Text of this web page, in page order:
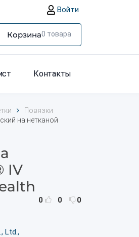
Войти
Корзина0 товара
Контакты
Повязки
на нетканой
IV
0 0 0
Ltd.,